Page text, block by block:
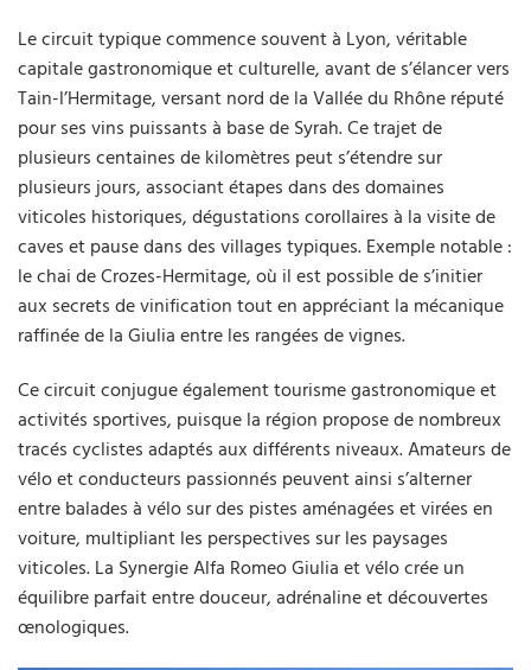
Le circuit typique commence souvent à Lyon, véritable
capitale gastronomique et culturelle, avant de s’élancer vers
Tain-l’Hermitage, versant nord de la Vallée du Rhône réputé
pour ses vins puissants à base de Syrah. Ce trajet de
plusieurs centaines de kilomètres peut s’étendre sur
plusieurs jours, associant étapes dans des domaines
viticoles historiques, dégustations corollaires à la visite de
caves et pause dans des villages typiques. Exemple notable :
le chai de Crozes-Hermitage, où il est possible de s’initier
aux secrets de vinification tout en appréciant la mécanique
raffinée de la Giulia entre les rangées de vignes.
Ce circuit conjugue également tourisme gastronomique et
activités sportives, puisque la région propose de nombreux
tracés cyclistes adaptés aux différents niveaux. Amateurs de
vélo et conducteurs passionnés peuvent ainsi s’alterner
entre balades à vélo sur des pistes aménagées et virées en
voiture, multipliant les perspectives sur les paysages
viticoles. La Synergie Alfa Romeo Giulia et vélo crée un
équilibre parfait entre douceur, adrénaline et découvertes
œnologiques.